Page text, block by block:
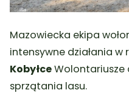
Mazowiecka ekipa
intensywne działania w
KobyłceWolontariusze
sprzątania lasu.